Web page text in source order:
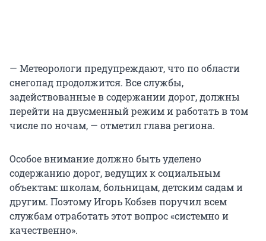
— Метеорологи предупреждают, что по области
снегопад продолжится. Все службы,
задействованные в содержании дорог, должны
перейти на двусменный режим и работать в том
числе по ночам, — отметил глава региона.
Особое внимание должно быть уделено
содержанию дорог, ведущих к социальным
объектам: школам, больницам, детским садам и
другим. Поэтому Игорь Кобзев поручил всем
службам отработать этот вопрос «системно и
качественно».